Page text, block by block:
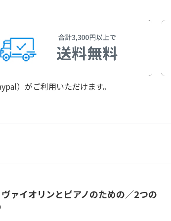
）がご利用いただけます。
ァイオリンとピアノのための／2つの